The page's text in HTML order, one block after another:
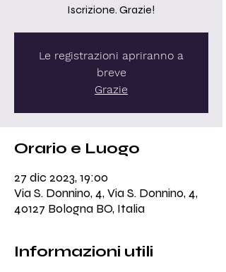
Iscrizione. Grazie!
Le registrazioni apriranno a
breve
Grazie
Orario e Luogo
27 dic 2023, 19:00
Via S. Donnino, 4, Via S. Donnino, 4,
40127 Bologna BO, Italia
Informazioni utili